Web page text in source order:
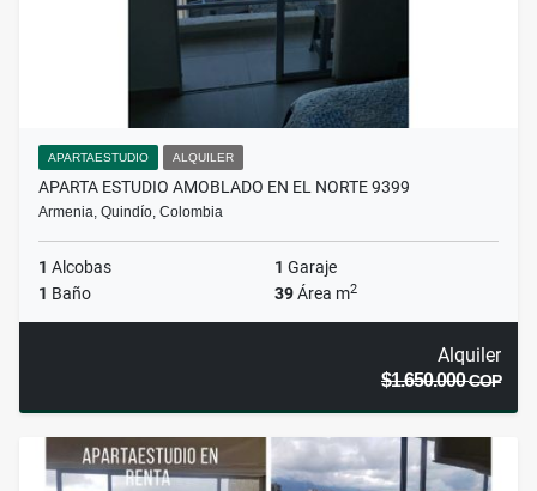
APARTAESTUDIO ALQUILER
APARTA ESTUDIO AMOBLADO EN EL NORTE 9399
Armenia, Quindío, Colombia
1 Alcobas 1 Garaje
1 Baño 39Área m2
Alquiler
$1.650.000COP